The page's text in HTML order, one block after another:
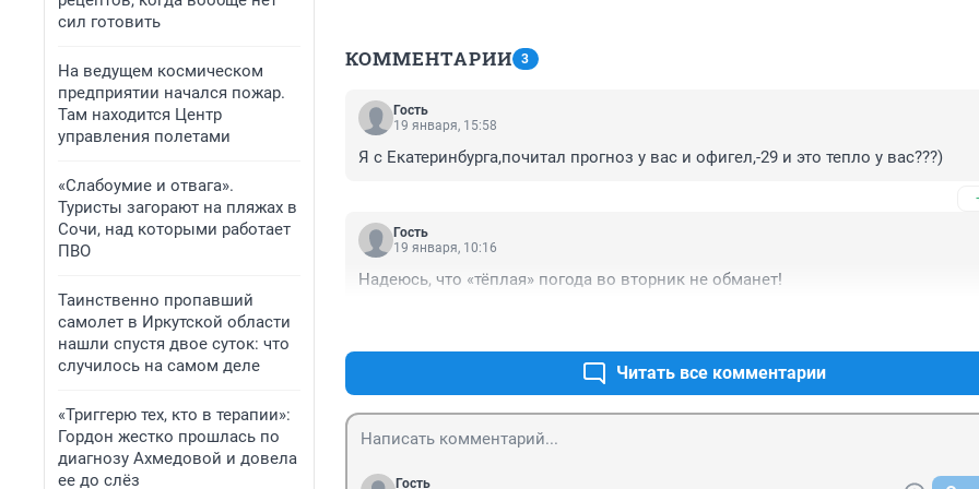
сил готовить
На ведущем космическом
предприятии начался пожар.
Там находится Центр
управления полетами
«Слабоумие и отвага».
Туристы загорают на пляжах в
Сочи, над которыми работает
ПВО
Таинственно пропавший
самолет в Иркутской области
нашли спустя двое суток: что
случилось на самом деле
«Триггерю тех, кто в терапии»:
Гордон жестко прошлась по
диагнозу Ахмедовой и довела
ее до слёз
КОММЕНТАРИИ 3
Гость
19 января, 15:58
Я с Екатеринбурга,почитал прогноз у вас и офигел,-29 и это тепло у вас???)
Гость
19 января, 10:16
Надеюсь, что «тёплая» погода во вторник не обманет!
Читать все комментарии
Гость